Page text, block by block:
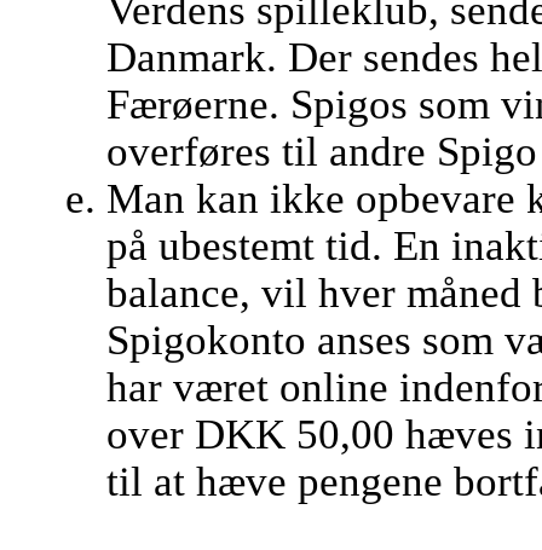
Verdens spilleklub,
Danmark. Der sendes
Færøerne. Spigos som
overføres til andre
Man kan ikke opbevare
på ubestemt tid. En
balance, vil hver
Spigokonto anses som
har været online
over DKK 50,00 hæves
til at hæve pengene